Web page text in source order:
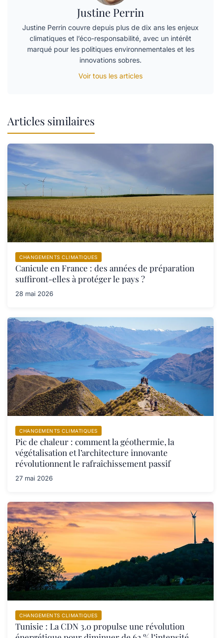
Justine Perrin
Justine Perrin couvre depuis plus de dix ans les enjeux
climatiques et l’éco-responsabilité, avec un intérêt
marqué pour les politiques environnementales et les
innovations sobres.
Voir tous les articles
Articles similaires
CHANGEMENTS CLIMATIQUES
Canicule en France : des années de préparation
suffiront-elles à protéger le pays ?
28 mai 2026
CHANGEMENTS CLIMATIQUES
Pic de chaleur : comment la géothermie, la
végétalisation et l’architecture innovante
révolutionnent le rafraîchissement passif
27 mai 2026
CHANGEMENTS CLIMATIQUES
Tunisie : La CDN 3.0 propulse une révolution